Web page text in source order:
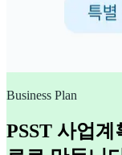
Business Plan
PSST 사업